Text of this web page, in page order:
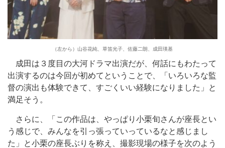
（左から）山谷花純、草笛光子、佐藤二朗、成田瑛基
成田は３度目の大河ドラマ出演だが、何話にもわたって
出演するのは今回が初めてということで、「いろいろな監
督の演出も体験できて、すごくいい経験になりました」と
満足そう。
さらに、「この作品は、やっぱり小栗旬さんが座長とい
う感じで、みんなを引っ張っていっているなと感じまし
た」と小栗の座長ぶりを称え、撮影現場の様子を次のよう